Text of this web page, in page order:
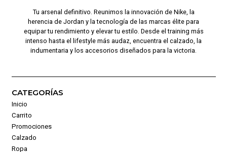
Tu arsenal definitivo. Reunimos la innovación de Nike, la
herencia de Jordan y la tecnología de las marcas élite para
equipar tu rendimiento y elevar tu estilo. Desde el training más
intenso hasta el lifestyle más audaz, encuentra el calzado, la
indumentaria y los accesorios diseñados para la victoria.
CATEGORÍAS
Inicio
Carrito
Promociones
Calzado
Ropa